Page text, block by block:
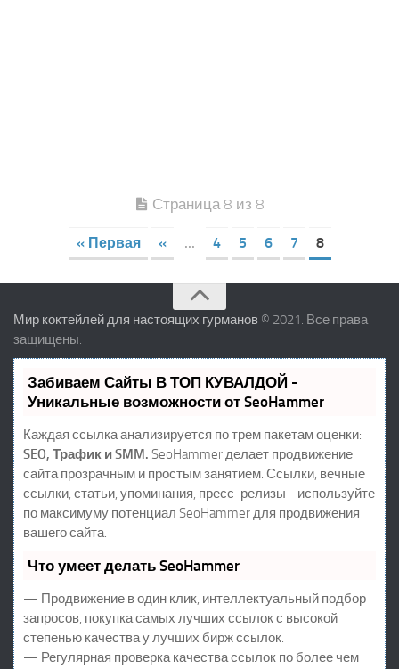
Страница 8 из 8
« Первая « ... 4 5 6 7 8
Мир коктейлей для настоящих гурманов © 2021. Все права
защищены.
Забиваем Сайты В ТОП КУВАЛДОЙ -
Уникальные возможности от SeoHammer
Каждая ссылка анализируется по трем пакетам оценки:
SEO, Трафик и SMM. SeoHammer делает продвижение
сайта прозрачным и простым занятием. Ссылки, вечные
ссылки, статьи, упоминания, пресс-релизы - используйте
по максимуму потенциал SeoHammer для продвижения
вашего сайта.
Что умеет делать SeoHammer
— Продвижение в один клик, интеллектуальный подбор
запросов, покупка самых лучших ссылок с высокой
степенью качества у лучших бирж ссылок.
— Регулярная проверка качества ссылок по более чем